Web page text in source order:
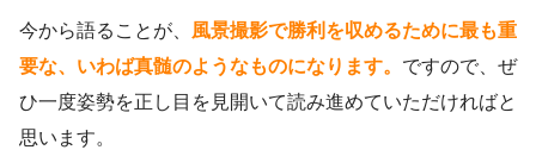
今から語ることが、 風景撮影で勝利を収めるために最も重
要な、いわば真髄のようなものになります。 ですので、ぜ
ひ一度姿勢を正し目を見開いて読み進めていただければと
思います。